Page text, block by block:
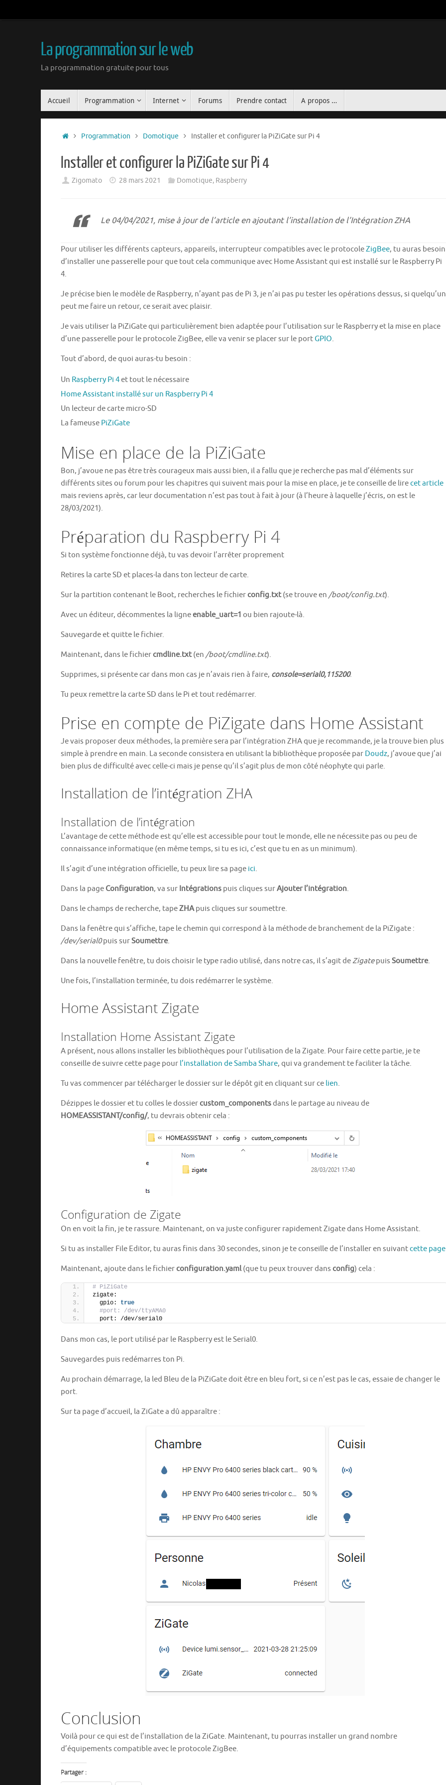
La programmation sur le web
La programmation gratuite pour tous
Accueil Programmation Internet Forums Prendre contact A propos …
Programmation Domotique Installer et configurer la PiZiGate sur Pi 4
Installer et configurer la PiZiGate sur Pi 4
Zigomato 28 mars 2021 Domotique, Raspberry
Le 04/04/2021, mise à jour de l’article en ajoutant l’installation de l’Intégration ZHA
Pour utiliser les différents capteurs, appareils, interrupteur compatibles avec le protocoleZigBee, tu auras besoin
d’installer une passerelle pour que tout cela communique avec Home Assistant qui est installé sur le Raspberry Pi
4.
Je précise bien le modèle de Raspberry, n’ayant pas de Pi 3, je n’ai pas pu tester les opérations dessus, si quelqu’un
peut me faire un retour, ce serait avec plaisir.
Je vais utiliser la PiZiGate qui particulièrement bien adaptée pour l’utilisation sur le Raspberry et la mise en place
d’une passerelle pour le protocole ZigBee, elle va venir se placer sur le portGPIO.
Tout d’abord, de quoi auras-tu besoin :
Un Raspberry Pi 4et tout le nécessaire
Home Assistant installé sur un Raspberry Pi 4
Un lecteur de carte micro-SD
La fameuse PiZiGate
Mise en place de la PiZiGate
Bon, j’avoue ne pas être très courageux mais aussi bien, il a fallu que je recherche pas mal d’éléments sur
différents sites ou forum pour les chapitres qui suivent mais pour la mise en place, je te conseille de lirecet article
mais reviens après, car leur documentation n’est pas tout à fait à jour (à l’heure à laquelle j’écris, on est le
28/03/2021).
Préparation du Raspberry Pi 4
Si ton système fonctionne déjà, tu vas devoir l’arrêter proprement
Retires la carte SD et places-la dans ton lecteur de carte.
Sur la partition contenant le Boot, recherches le fichierconfig.txt(se trouve en /boot/config.txt).
Avec un éditeur, décommentes la ligneenable_uart=1 ou bien rajoute-là.
Sauvegarde et quitte le fichier.
Maintenant, dans le fichiercmdline.txt(en /boot/cmdline.txt).
Supprimes, si présente car dans mon cas je n’avais rien à faire, console=serial0,115200.
Tu peux remettre la carte SD dans le Pi et tout redémarrer.
Prise en compte de PiZigate dans Home Assistant
Je vais proposer deux méthodes, la première sera par l’intégration ZHA que je recommande, je la trouve bien plus
simple à prendre en main. La seconde consistera en utilisant la bibliothèque proposée par Doudz, j’avoue que j’ai
bien plus de difficulté avec celle-ci mais je pense qu’il s’agit plus de mon côté néophyte qui parle.
Installation de l’intégration ZHA
Installation de l’intégration
L’avantage de cette méthode est qu’elle est accessible pour tout le monde, elle ne nécessite pas ou peu de
connaissance informatique (en même temps, si tu es ici, c’est que tu en as un minimum).
Il s’agit d’une intégration officielle, tu peux lire sa page ici.
Dans la page Configuration, va sur Intégrations puis cliques surAjouter l’intégration.
Dans le champs de recherche, tapeZHApuis cliques sur soumettre.
Dans la fenêtre qui s’affiche, tape le chemin qui correspond à la méthode de branchement de la PiZigate :
/dev/serial0puis surSoumettre.
Dans la nouvelle fenêtre, tu dois choisir le type radio utilisé, dans notre cas, il s’agit deZigatepuis Soumettre.
Une fois, l’installation terminée, tu dois redémarrer le système.
Home Assistant Zigate
Installation Home Assistant Zigate
A présent, nous allons installer les bibliothèques pour l’utilisation de la Zigate. Pour faire cette partie, je te
conseille de suivre cette page pour l’installation de Samba Share, qui va grandement te faciliter la tâche.
Tu vas commencer par télécharger le dossier sur le dépôt git en cliquant sur ce lien.
Dézippes le dossier et tu colles le dossiercustom_componentsdans le partage au niveau de
HOMEASSISTANT/config/, tu devrais obtenir cela :
Configuration de Zigate
On en voit la fin, je te rassure. Maintenant, on va juste configurer rapidement Zigate dans Home Assistant.
Si tu as installer File Editor, tu auras finis dans 30 secondes, sinon je te conseille de l’installer en suivantcette page
Maintenant, ajoute dans le fichierconfiguration.yaml(que tu peux trouver dans config) cela :
# PiZiGate
zigate:
  gpio:
true
#port: /dev/ttyAMA0
  port: /dev/serial0
Dans mon cas, le port utilisé par le Raspberry est le Serial0.
Sauvegardes puis redémarres ton Pi.
Au prochain démarrage, la led Bleu de la PiZiGate doit être en bleu fort, si ce n’est pas le cas, essaie de changer le
port.
Sur ta page d’accueil, la ZiGate a dû apparaître :
Conclusion
Voilà pour ce qui est de l’installation de la ZiGate. Maintenant, tu pourras installer un grand nombre
d’équipements compatible avec le protocole ZigBee.
Partager :